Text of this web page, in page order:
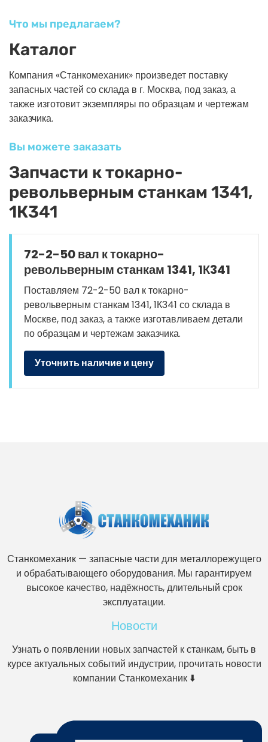
Что мы предлагаем?
Каталог
Компания «Станкомеханик» произведет поставку
запасных частей со склада в г. Москва, под заказ, а
также изготовит экземпляры по образцам и чертежам
заказчика.
Вы можете заказать
Запчасти к токарно-
револьверным станкам 1341,
1К341
72-2-50 вал к токарно-
револьверным станкам 1341, 1К341
Поставляем 72-2-50 вал к токарно-
револьверным станкам 1341, 1К341 со склада в
Москве, под заказ, а также изготавливаем детали
по образцам и чертежам заказчика.
Уточнить наличие и цену
Станкомеханик — запасные части для металлорежущего
и обрабатывающего оборудования. Мы гарантируем
высокое качество, надёжность, длительный срок
эксплуатации.
Новости
Узнать о появлении новых запчастей к станкам, быть в
курсе актуальных событий индустрии, прочитать новости
компании Станкомеханик ⬇️